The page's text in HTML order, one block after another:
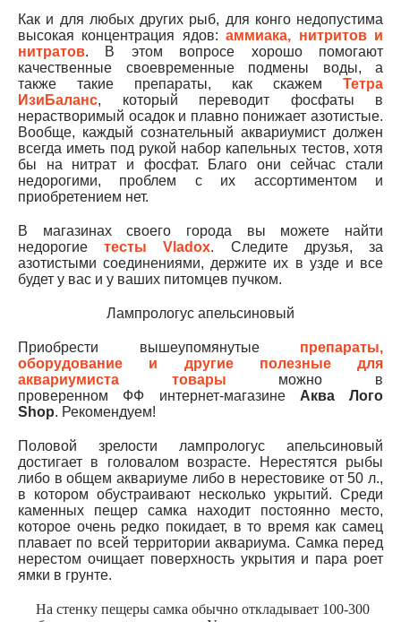
Как и для любых других рыб, для конго недопустима
высокая концентрация ядов:аммиака, нитритов и
нитратов. В этом вопросе хорошо помогают
качественные своевременные подмены воды, а
также такие препараты, как скажем Тетра
ИзиБаланс, который переводит фосфаты в
нерастворимый осадок и плавно понижает азотистые.
Вообще, каждый сознательный аквариумист должен
всегда иметь под рукой набор капельных тестов, хотя
бы на нитрат и фосфат. Благо они сейчас стали
недорогими, проблем с их ассортиментом и
приобретением нет.
В магазинах своего города вы можете найти
недорогиетесты Vladox. Следите друзья, за
азотистыми соединениями, держите их в узде и все
будет у вас и у ваших питомцев пучком.
Лампрологус апельсиновый
Приобрести вышеупомянутые препараты,
оборудование и другие полезные для
аквариумиста товары можно в
проверенном ФФ интернет-магазине Аква Лого
Shop. Рекомендуем!
Половой зрелости лампрологус апельсиновый
достигает в головалом возрасте. Нерестятся рыбы
либо в общем аквариуме либо в нерестовике от 50 л.,
в котором обустраивают несколько укрытий. Среди
каменных пещер самка находит постоянно место,
которое очень редко покидает, в то время как самец
плавает по всей территории аквариума. Самка перед
нерестом очищает поверхность укрытия и пара роет
ямки в грунте.
На стенку пещеры самка обычно откладывает 100-300